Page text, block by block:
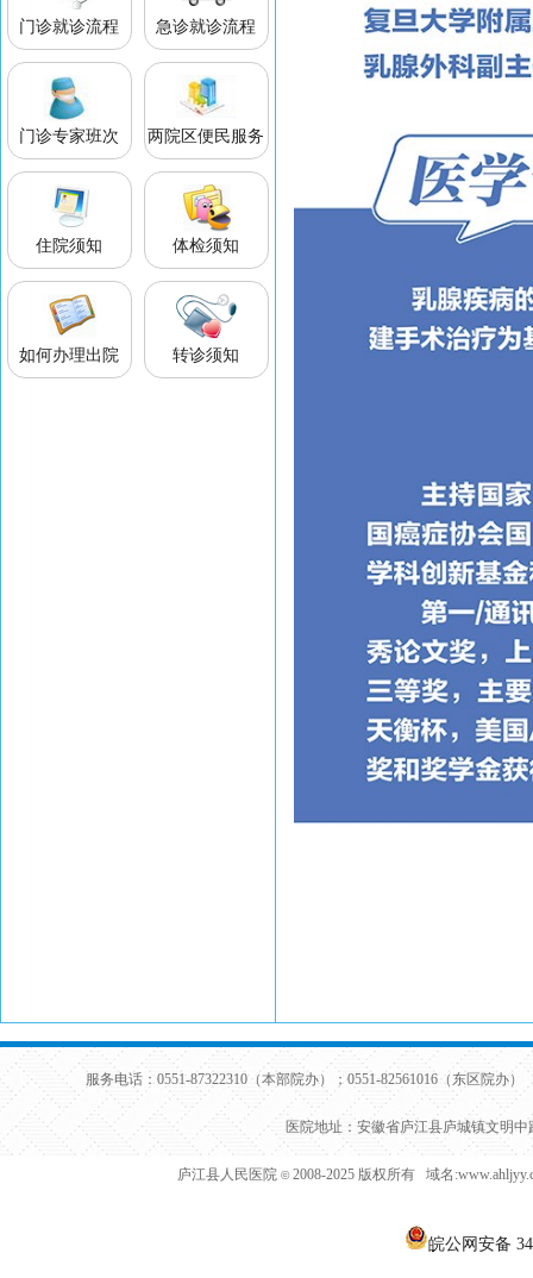
门诊就诊流程 急诊就诊流程
门诊专家班次 两院区便民服务
住院须知 体检须知
如何办理出院 转诊须知
服务电话：0551-87322310（本部院办）；0551-82561016（东区院办
医院地址：安徽省庐江县庐城镇文明
庐江县人民医院 © 2008-2025 版权所有 域名
皖公网安备